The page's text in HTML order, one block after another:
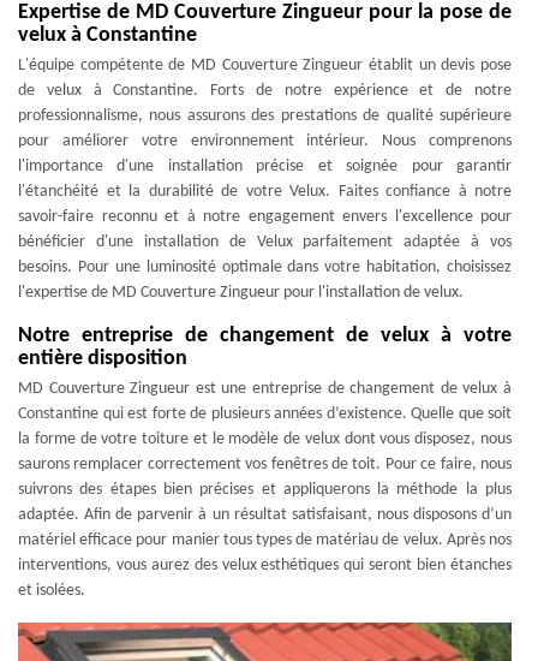
Expertise de MD Couverture Zingueur pour la pose de
velux à Constantine
L'équipe compétente de MD Couverture Zingueur établit un devis pose
de velux à Constantine. Forts de notre expérience et de notre
professionnalisme, nous assurons des prestations de qualité supérieure
pour améliorer votre environnement intérieur. Nous comprenons
l'importance d'une installation précise et soignée pour garantir
l'étanchéité et la durabilité de votre Velux. Faites confiance à notre
savoir-faire reconnu et à notre engagement envers l'excellence pour
bénéficier d'une installation de Velux parfaitement adaptée à vos
besoins. Pour une luminosité optimale dans votre habitation, choisissez
l'expertise de MD Couverture Zingueur pour l'installation de velux.
Notre entreprise de changement de velux à votre
entière disposition
MD Couverture Zingueur est une entreprise de changement de velux à
Constantine qui est forte de plusieurs années d’existence. Quelle que soit
la forme de votre toiture et le modèle de velux dont vous disposez, nous
saurons remplacer correctement vos fenêtres de toit. Pour ce faire, nous
suivrons des étapes bien précises et appliquerons la méthode la plus
adaptée. Afin de parvenir à un résultat satisfaisant, nous disposons d’un
matériel efficace pour manier tous types de matériau de velux. Après nos
interventions, vous aurez des velux esthétiques qui seront bien étanches
et isolées.